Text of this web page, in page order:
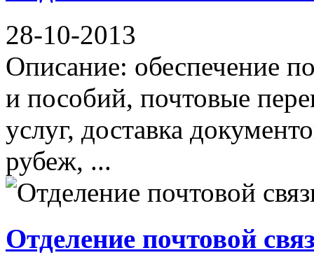
28-10-2013
Описание: обеспечение
и пособий, почтовые
услуг, доставка
рубеж, ...
Отделение почтовой